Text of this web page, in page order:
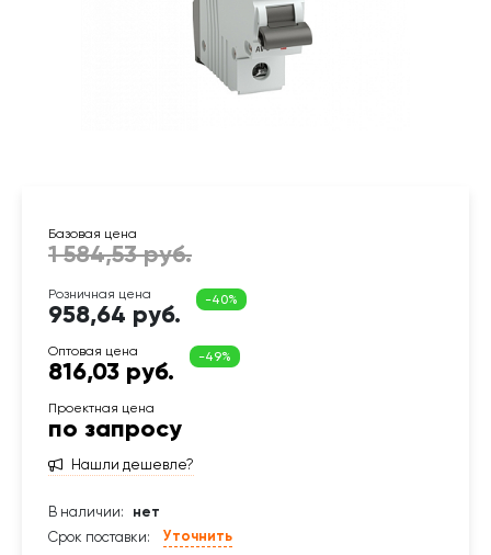
958,64 руб.
816,03 руб.
по запросу
Нашли дешевле?
В наличии:
нет
Срок поставки:
Уточнить